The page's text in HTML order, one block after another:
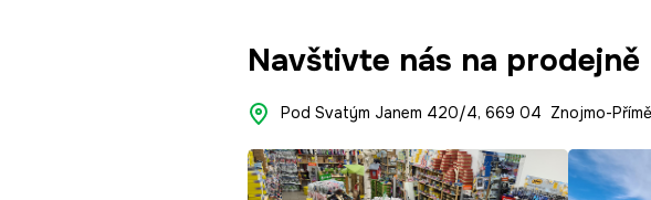
Navštivte nás na prodejně
Pod Svatým Janem 420/4, 669 04 Znojmo-